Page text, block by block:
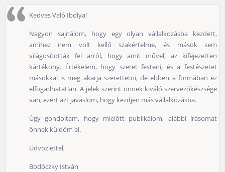
Kedves Való Ibolya!
Nagyon sajnálom, hogy egy olyan vállalkozásba kezdett,
amihez nem volt kellő szakértelme, és mások sem
világosították fel arról, hogy amit művel, az kifejezetten
kártékony. Értékelem, hogy szeret festeni, és a festészetet
másokkal is meg akarja szerettetni, de ebben a formában ez
elfogadhatatlan. A jelek szerint önnek kiváló szervezőkészsége
van, ezért azt javaslom, hogy kezdjen más vállalkozásba.
Úgy gondoltam, hogy mielőtt publikálom, alábbi írásomat
önnek küldöm el.
Üdvözlettel,
Bodóczky István